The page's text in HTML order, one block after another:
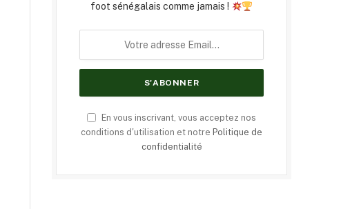
foot sénégalais comme jamais !
En vous inscrivant, vous acceptez nos
conditions d'utilisation et notre Politique de
confidentialité